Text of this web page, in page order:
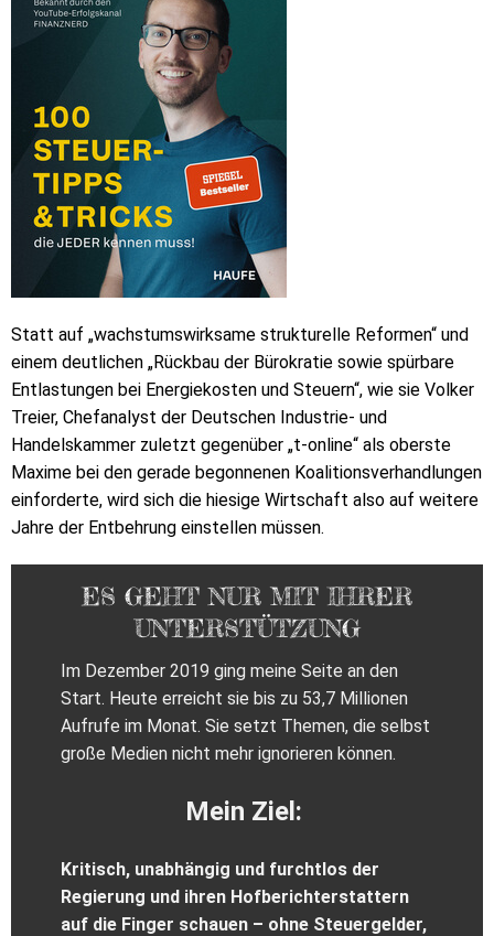
Statt auf „wachstumswirksame strukturelle Reformen“ und
einem deutlichen „Rückbau der Bürokratie sowie spürbare
Entlastungen bei Energiekosten und Steuern“, wie sie Volker
Treier, Chefanalyst der Deutschen Industrie- und
Handelskammer zuletzt gegenüber „t-online“ als oberste
Maxime bei den gerade begonnenen Koalitionsverhandlungen
einforderte, wird sich die hiesige Wirtschaft also auf weitere
Jahre der Entbehrung einstellen müssen.
ES GEHT NUR MIT IHRER
UNTERSTÜTZUNG
Im Dezember 2019 ging meine Seite an den
Start. Heute erreicht sie bis zu 53,7 Millionen
Aufrufe im Monat. Sie setzt Themen, die selbst
große Medien nicht mehr ignorieren können.
Mein Ziel:
Kritisch, unabhängig und furchtlos der
Regierung und ihren Hofberichterstattern
auf die Finger schauen – ohne Steuergelder,